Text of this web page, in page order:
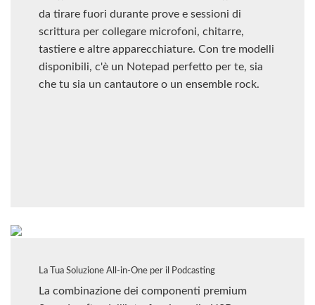
da tirare fuori durante prove e sessioni di
scrittura per collegare microfoni, chitarre,
tastiere e altre apparecchiature. Con tre modelli
disponibili, c'è un Notepad perfetto per te, sia
che tu sia un cantautore o un ensemble rock.
La Tua Soluzione All-in-One per il Podcasting
La combinazione dei componenti premium